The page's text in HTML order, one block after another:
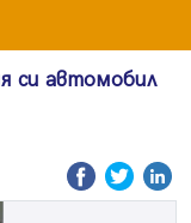
си автомобил